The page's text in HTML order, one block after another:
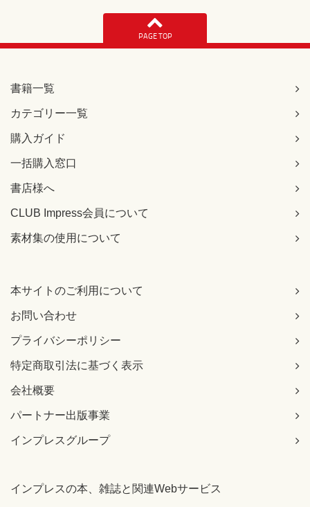
PAGE TOP
書籍一覧
カテゴリー一覧
購入ガイド
一括購入窓口
書店様へ
CLUB Impress会員について
素材集の使用について
本サイトのご利用について
お問い合わせ
プライバシーポリシー
特定商取引法に基づく表示
会社概要
パートナー出版事業
インプレスグループ
インプレスの本、雑誌と関連Webサービス